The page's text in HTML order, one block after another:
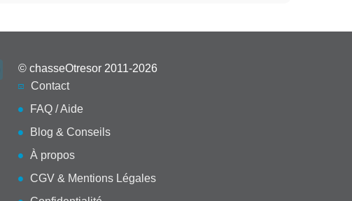
© chasseOtresor 2011-2026
Contact
FAQ / Aide
Blog & Conseils
À propos
CGV & Mentions Légales